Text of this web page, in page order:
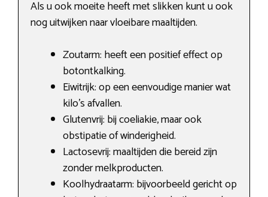
Als u ook moeite heeft met slikken kunt u ook
nog uitwijken naar vloeibare maaltijden.
Zoutarm: heeft een positief effect op
botontkalking.
Eiwitrijk: op een eenvoudige manier wat
kilo’s afvallen.
Glutenvrij: bij coeliakie, maar ook
obstipatie of winderigheid.
Lactosevrij: maaltijden die bereid zijn
zonder melkproducten.
Koolhydraatarm: bijvoorbeeld gericht op